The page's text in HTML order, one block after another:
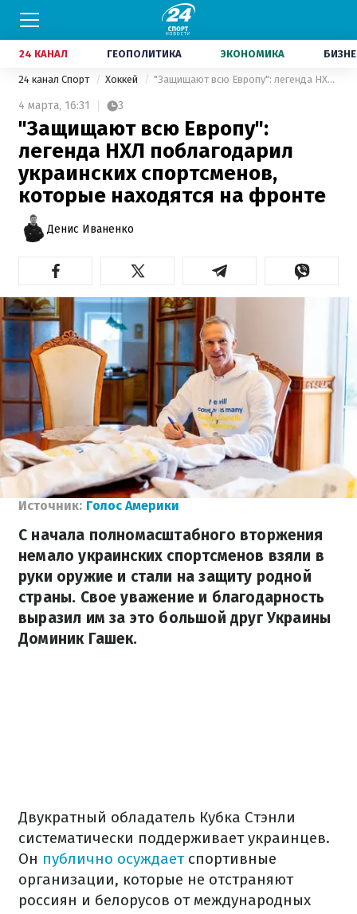
24 КАНАЛ ГЕОПОЛИТИКА ЭКОНОМИКА
24 канал Спорт Хоккей "Защищают всю Европу": легенда НХЛ поблагодарил украинских спортсменов, которые находятся на фронте
4 марта, 16:31 3
"Защищают всю Европу":
легенда НХЛ поблагодарил
украинских спортсменов,
которые находятся на фронте
Денис Иваненко
Источник: Голос Америки
С начала полномасштабного вторжения
немало украинских спортсменов взяли в
руки оружие и стали на защиту родной
страны. Свое уважение и благодарность
выразил им за это большой друг Украины
Доминик Гашек.
Двукратный обладатель Кубка Стэнли
систематически поддерживает украинцев.
Он публично осуждаетспортивные
организации, которые не отстраняют
россиян и белорусов от международных